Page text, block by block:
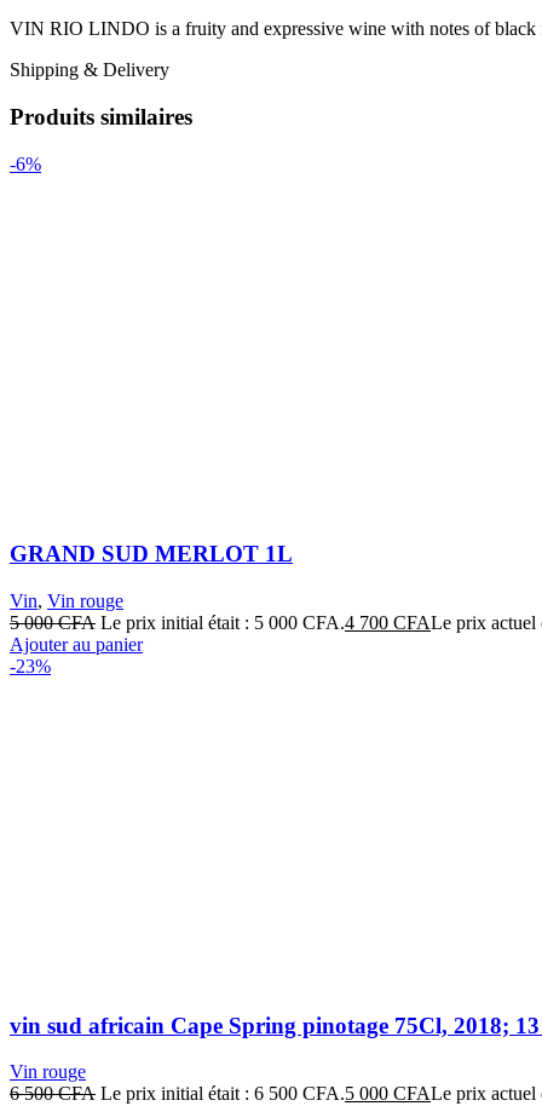
VIN RIO LINDO is a fruity and expressive wine with notes of black
Shipping & Delivery
Produits similaires
-6%
GRAND SUD MERLOT 1L
Vin, Vin rouge
5 000CFA Le prix initial était : 5 000 CFA.4 700 CFALe prix actuel
Ajouter au panier
-23%
vin sud africain Cape Spring pinotage 75Cl, 2018;
Vin rouge
6 500CFA Le prix initial était : 6 500 CFA.5 000 CFALe prix actuel